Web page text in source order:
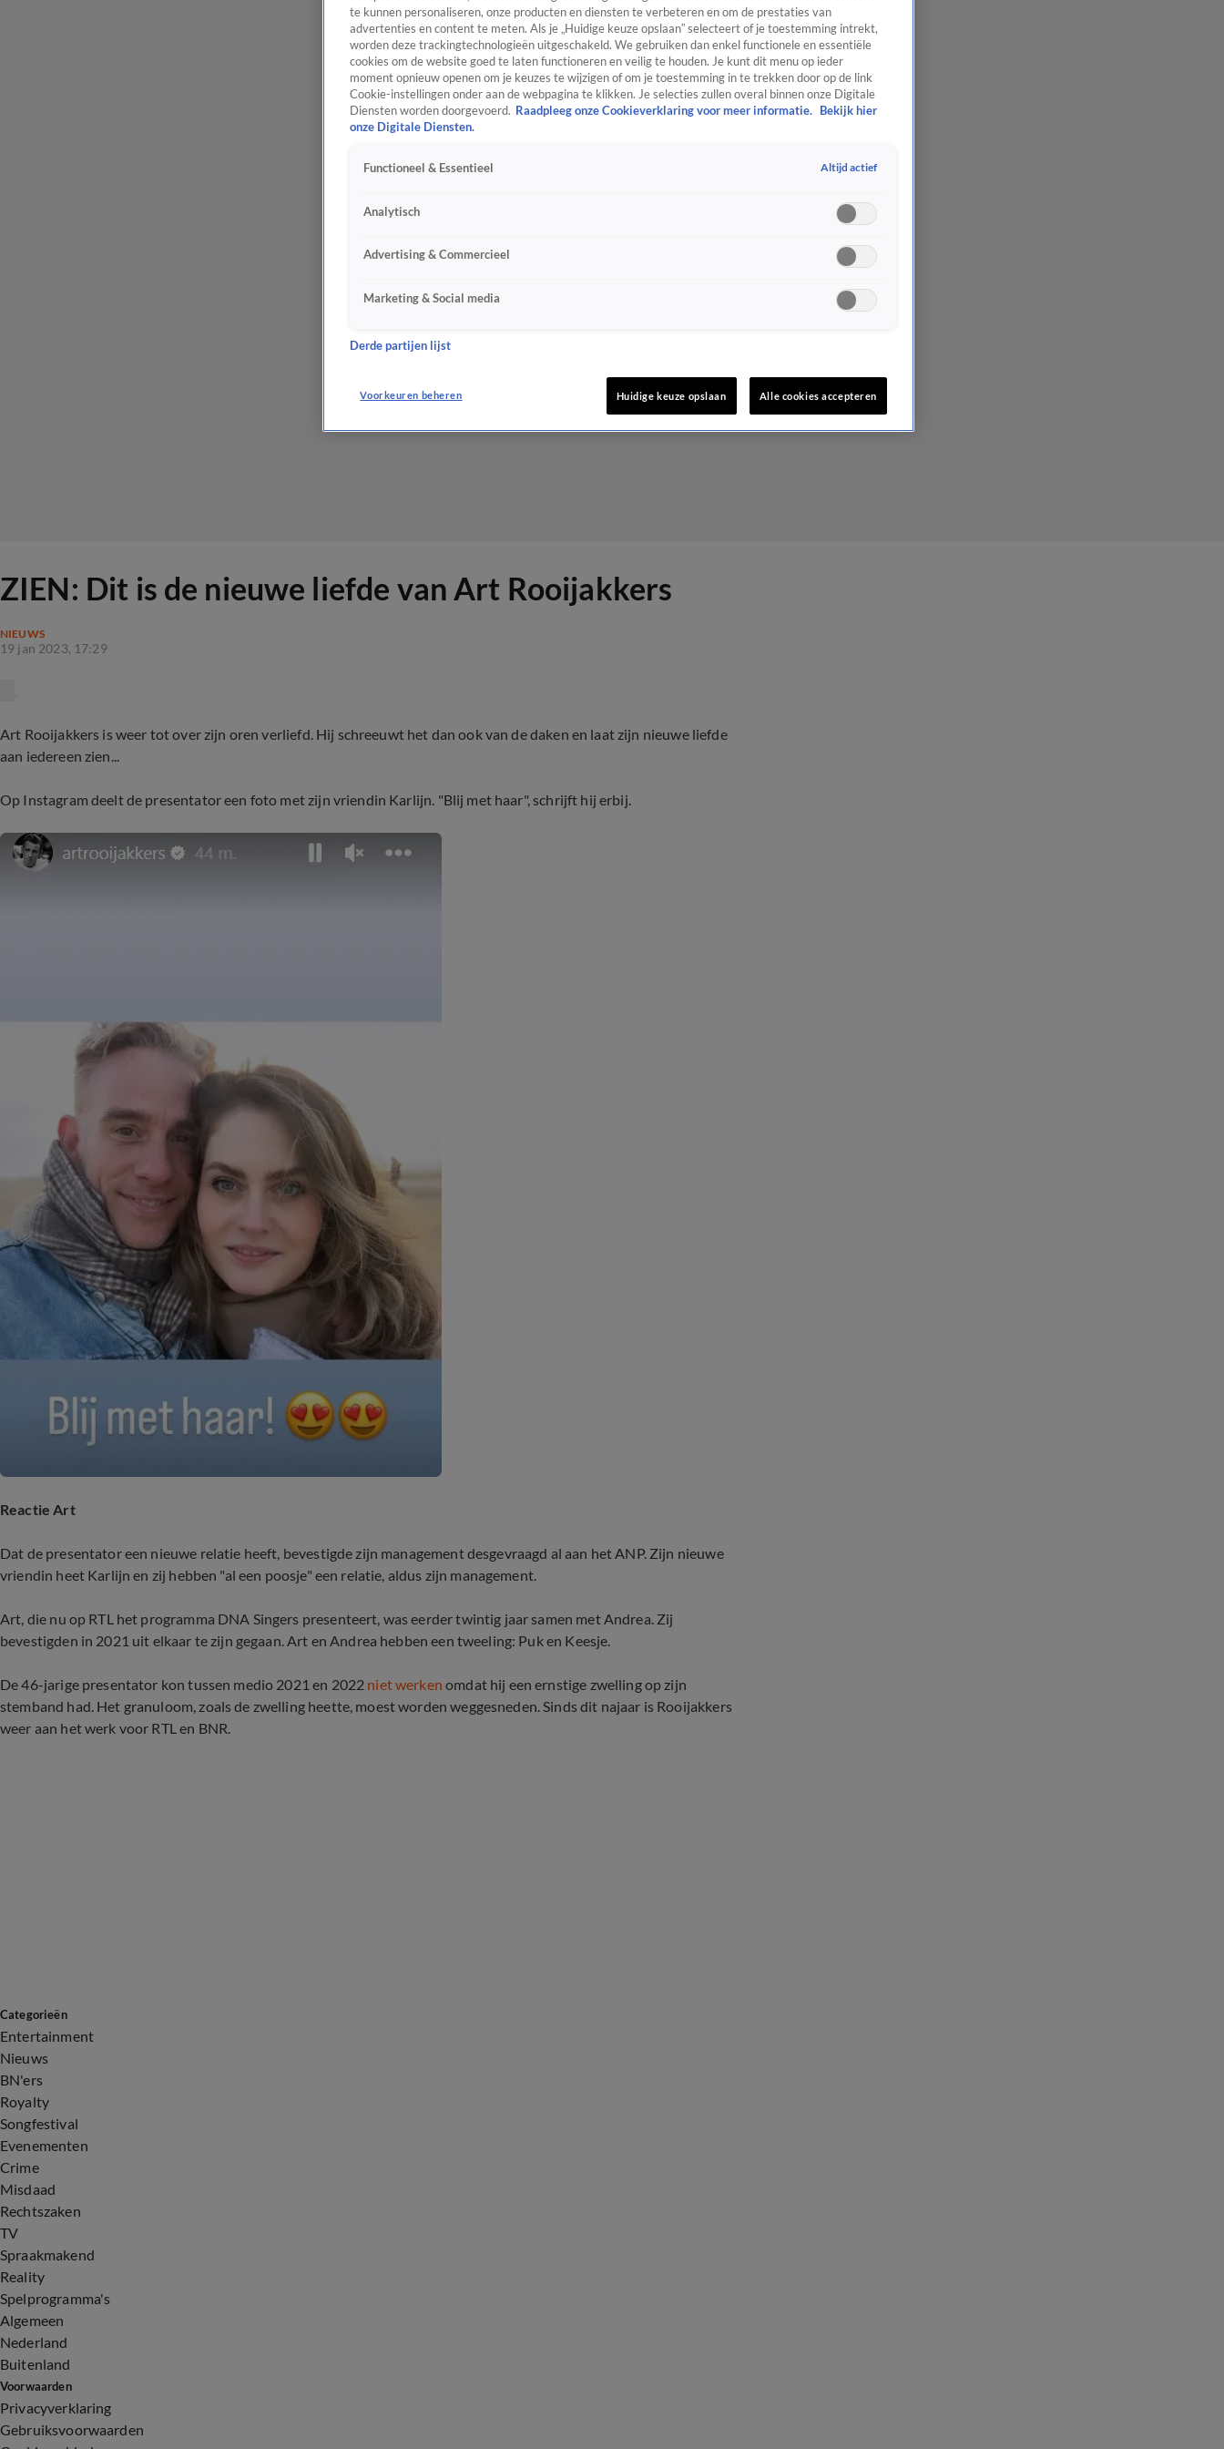
ZIEN: Dit is de nieuwe liefde van Art Rooijakkers
NIEUWS
19 jan 2023, 17:29
Art Rooijakkers is weer tot over zijn oren verliefd. Hij schreeuwt het dan ook van de daken en laat zijn nieuwe liefde
aan iedereen zien...
Op Instagram deelt de presentator een foto met zijn vriendin Karlijn. "Blij met haar", schrijft hij erbij.
Reactie Art
Dat de presentator een nieuwe relatie heeft, bevestigde zijn management desgevraagd al aan het ANP. Zijn nieuwe
vriendin heet Karlijn en zij hebben "al een poosje" een relatie, aldus zijn management.
Art, die nu op RTL het programma DNA Singers presenteert, was eerder twintig jaar samen met Andrea. Zij
bevestigden in 2021 uit elkaar te zijn gegaan. Art en Andrea hebben een tweeling: Puk en Keesje.
De 46-jarige presentator kon tussen medio 2021 en 2022 niet werken omdat hij een ernstige zwelling op zijn
stemband had. Het granuloom, zoals de zwelling heette, moest worden weggesneden.Sinds dit najaar is Rooijakkers
weer aan het werk voor RTL en BNR.
Categorieën
Entertainment
Nieuws
BN'ers
Royalty
Songfestival
Evenementen
Crime
Misdaad
Rechtszaken
TV
Spraakmakend
Reality
Spelprogramma's
Algemeen
Nederland
Buitenland
Voorwaarden
Privacyverklaring
Gebruiksvoorwaarden
te kunnen personaliseren, onze producten en diensten te verbeteren en om de prestaties van
advertenties en content te meten. Als je „Huidige keuze opslaan” selecteert of je toestemming intrekt,
worden deze trackingtechnologieën uitgeschakeld. We gebruiken dan enkel functionele en essentiële
cookies om de website goed te laten functioneren en veilig te houden. Je kunt dit menu op ieder
moment opnieuw openen om je keuzes te wijzigen of om je toestemming in te trekken door op de link
Cookie-instellingen onder aan de webpagina te klikken. Je selecties zullen overal binnen onze Digitale
Diensten worden doorgevoerd. Raadpleeg onze Cookieverklaring voor meer informatie.
Bekijk hier
onze Digitale Diensten.
Functioneel & Essentieel Altijd actief
Analytisch
Advertising & Commercieel
Marketing & Social media
Derde partijen lijst
Voorkeuren beheren Huidige keuze opslaan Alle cookies accepteren